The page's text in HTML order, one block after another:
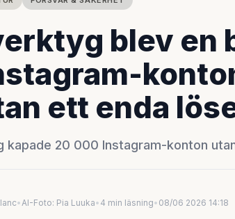
blev en
ett enda
kapade 20 000 Instagram-konton
•AI-Foto: Pia Luuka• 4 min läsning• 08/06 2026 14:18